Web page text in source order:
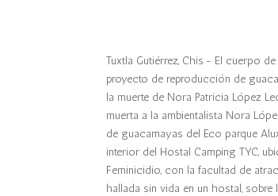
Tuxtla Gutiérrez, Chis.- El cuerpo
proyecto de reproducción de
la muerte de Nora Patricia López
muerta a la ambientalista Nora
de guacamayas del Eco parque
interior del Hostal Camping TYC,
Feminicidio, con la facultad de
hallada sin vida en un hostal, sobre